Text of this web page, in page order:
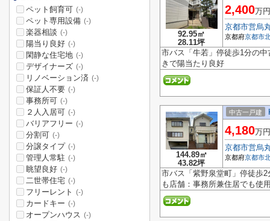
92.95㎡
28.11坪
2,400万円
京都市営烏
京都府京都市
市バス「牛若」停徒歩1分の
きで陽当たり良好
144.89㎡
43.82坪
中古一戸建
4,180万円
京都市営烏
京都府京都市
市バス「紫野泉堂町」停徒歩
も店舗：事務所兼住居でも使
ペット飼育可 (-)
ペット専用設備 (-)
楽器相談 (-)
陽当り良好 (-)
閑静な住宅地 (-)
デザイナーズ (-)
リノベーション済 (-)
保証人不要 (-)
事務所可 (-)
２人入居可 (-)
バリアフリー (-)
分割可 (-)
分譲タイプ (-)
管理人常駐 (-)
眺望良好 (-)
二世帯住宅 (-)
フリーレント (-)
カードキー (-)
オープンハウス (-)